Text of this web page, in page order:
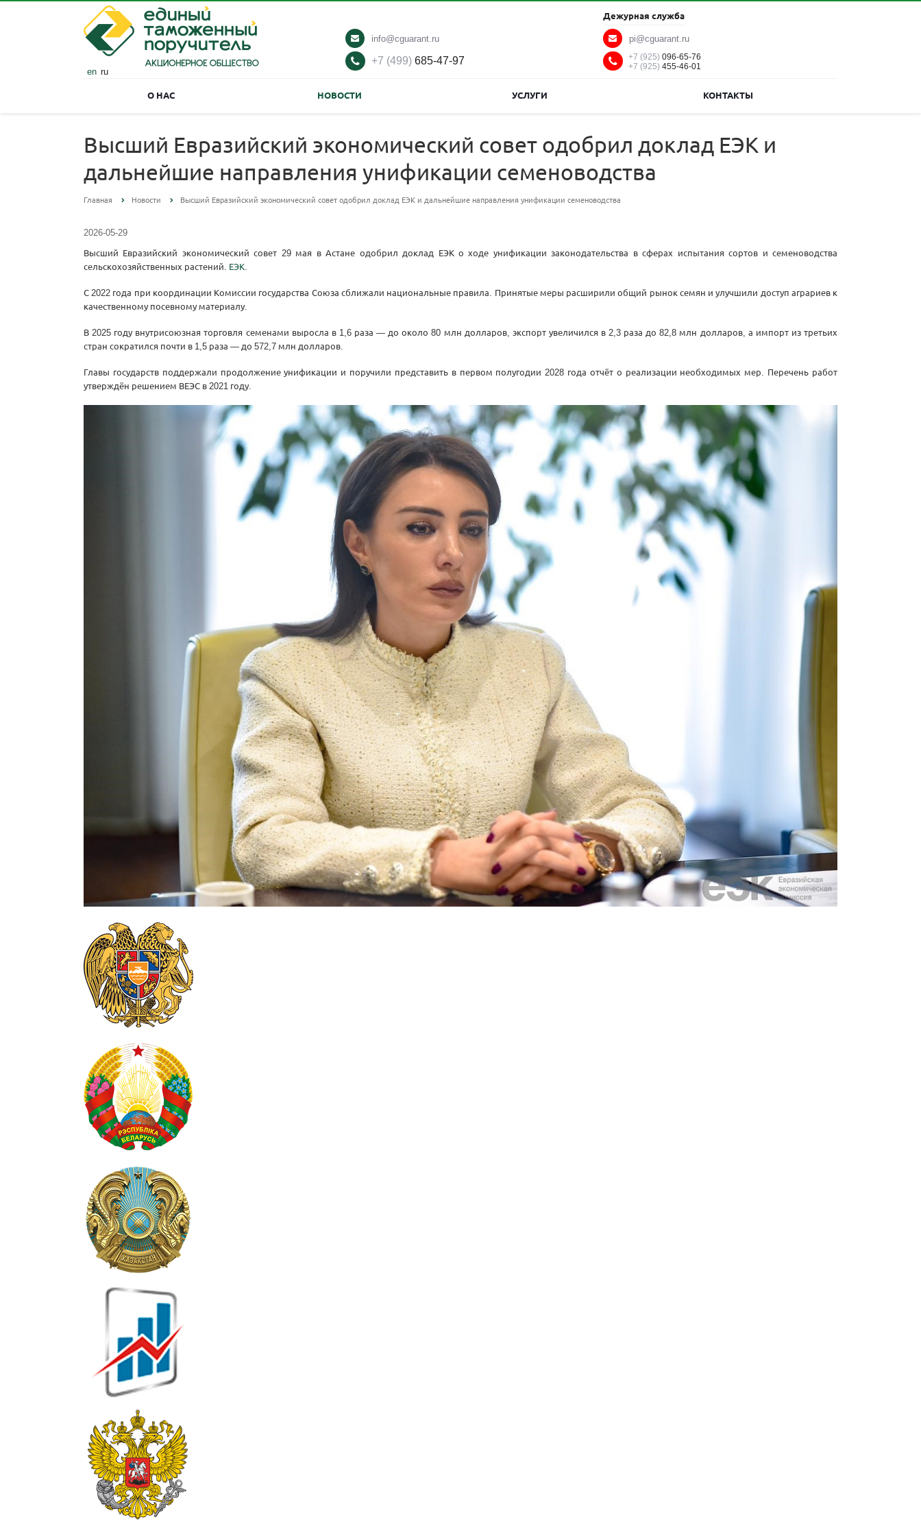
en ru
info@cguarant.ru
+7 (499)685-47-97
Дежурная служба
pi@cguarant.ru
+7 (925)096-65-76
+7 (925)455-46-01
О НАС НОВОСТИ УСЛУГИ КОНТАКТЫ
Высший Евразийский экономический совет одобрил доклад ЕЭК и
дальнейшие направления унификации семеноводства
Главная Новости Высший Евразийский экономический совет одобрил доклад ЕЭК и дальнейшие направления унификации семеноводства
2026-05-29
Высший Евразийский экономический совет 29 мая в Астане одобрил доклад ЕЭК о ходе унификации законодательства в сферах испытания сортов и семеноводства
сельскохозяйственных растений. ЕЭК
С 2022 года при координации Комиссии государства Союза сближали национальные правила. Принятые меры расширили общий рынок семян и улучшили доступ аграриев к
качественному посевному материалу.
В 2025 году внутрисоюзная торговля семенами выросла в 1,6 раза — до около 80 млн долларов, экспорт увеличился в 2,3 раза до 82,8 млн долларов, а импорт из третьих
стран сократился почти в 1,5 раза — до 572,7 млн долларов.
Главы государств поддержали продолжение унификации и поручили представить в первом полугодии 2028 года отчёт о реализации необходимых мер. Перечень работ
утверждён решением ВЕЭС в 2021 году.